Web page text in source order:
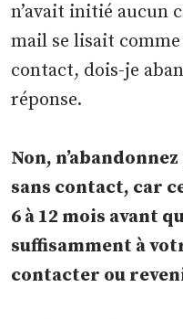
n’avait initié aucun
mail se lisait
contact, dois-je
réponse.
Non,
sans contact, car
6 à 12 mois avant
suffisamment à
contacter ou